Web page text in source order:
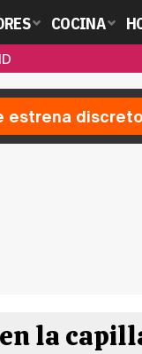
COCINA
estrena
la